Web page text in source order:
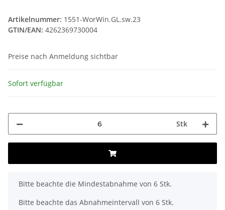
Artikelnummer: 1551-WorWin.GL.sw.23
GTIN/EAN: 4262369730004
Preise nach Anmeldung sichtbar
Sofort verfügbar
Stk
x
Bitte beachte die Mindestabnahme von 6 Stk.
Bitte beachte das Abnahmeintervall von 6 Stk.